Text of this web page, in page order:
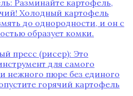
Разминайте картофель‚
Холодный картофель
до однородности‚ и он с
образует комки.
пресс (рисер): Это
для самого
нежного пюре без единого
горячий картофель